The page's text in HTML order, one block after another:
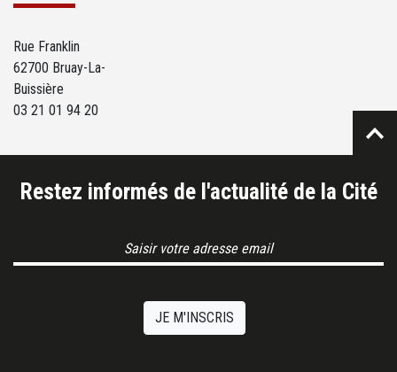
Rue Franklin
62700 Bruay-La-
Buissière
03 21 01 94 20
Restez informés de l'actualité de la Cité
JE M'INSCRIS